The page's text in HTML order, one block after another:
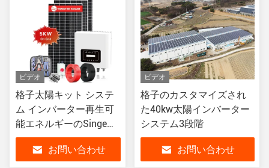
ビデオ
格子太陽キット システ
ム インバーター再生可
能エネルギーのSinge段
階110V/230V 5kw
お問い合わせ
ビデオ
格子のカスタマイズされ
た40kw太陽インバーター
システム3段階
お問い合わせ